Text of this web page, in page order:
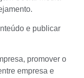
e publicar
promover o
empresa e